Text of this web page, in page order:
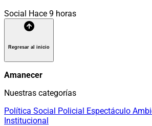
Social Hace 9 horas
Regresar al inicio
Amanecer
Nuestras categorías
Política Social Policial Espectáculo
Institucional